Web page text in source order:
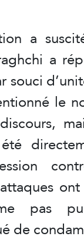
a
a
souci
le
pas
de